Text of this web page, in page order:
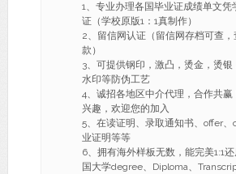
1、专业办理各国毕业证成绩单文凭
证（学校原版1：1真制作）
2、留信网认证（留信网存档可查
款）
3、可提供钢印，激凸，烫金，烫银
水印等防伪工艺
4、诚招各地区中介代理，合作共赢
兴趣，欢迎您的加入
5、在读证明、录取通知书、offer、
业证明等等
6、拥有海外样板无数，能完美1:1
国大学degree、Diploma、